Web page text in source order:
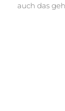
auch das